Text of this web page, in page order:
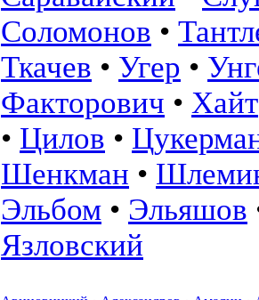
Соломонов •
Ткачев • Угер •
Факторович • Хайт
• Цилов •
Шенкман •
Эльбом • Эльяшов
Язловский